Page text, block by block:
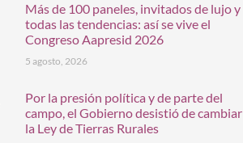
Más de 100 paneles, invitados de lujo y
todas las tendencias: así se vive el
Congreso Aapresid 2026
5 agosto, 2026
Por la presión política y de parte del
campo, el Gobierno desistió de cambiar
la Ley de Tierras Rurales